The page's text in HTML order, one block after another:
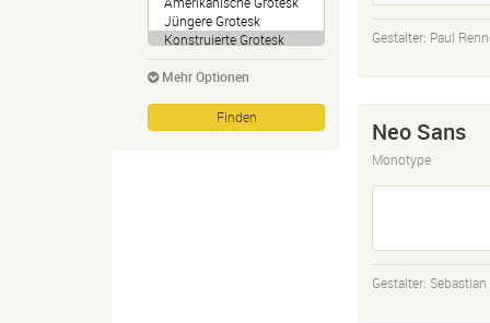
Mehr Optionen
Gestalter: Paul
Neo Sans
Monotype
Gestalter: